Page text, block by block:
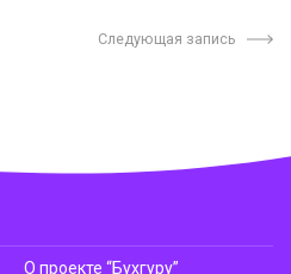
Следующая запись
О проекте “Бухгуру”